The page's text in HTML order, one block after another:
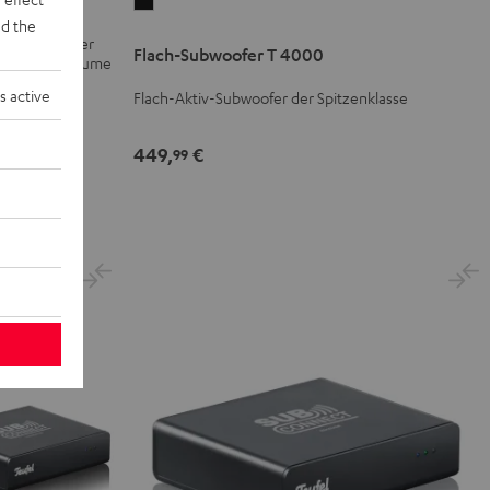
mm-Tieftöner
und Räume
T
Schwarz
Flach-Subwoofer T 4000
Flach-Aktiv-Subwoofer der Spitzenklasse
449,99 €
the
active